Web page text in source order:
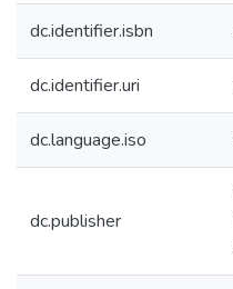
dc.identifier.isbn
dc.identifier.uri
dc.language.iso
dc.publisher